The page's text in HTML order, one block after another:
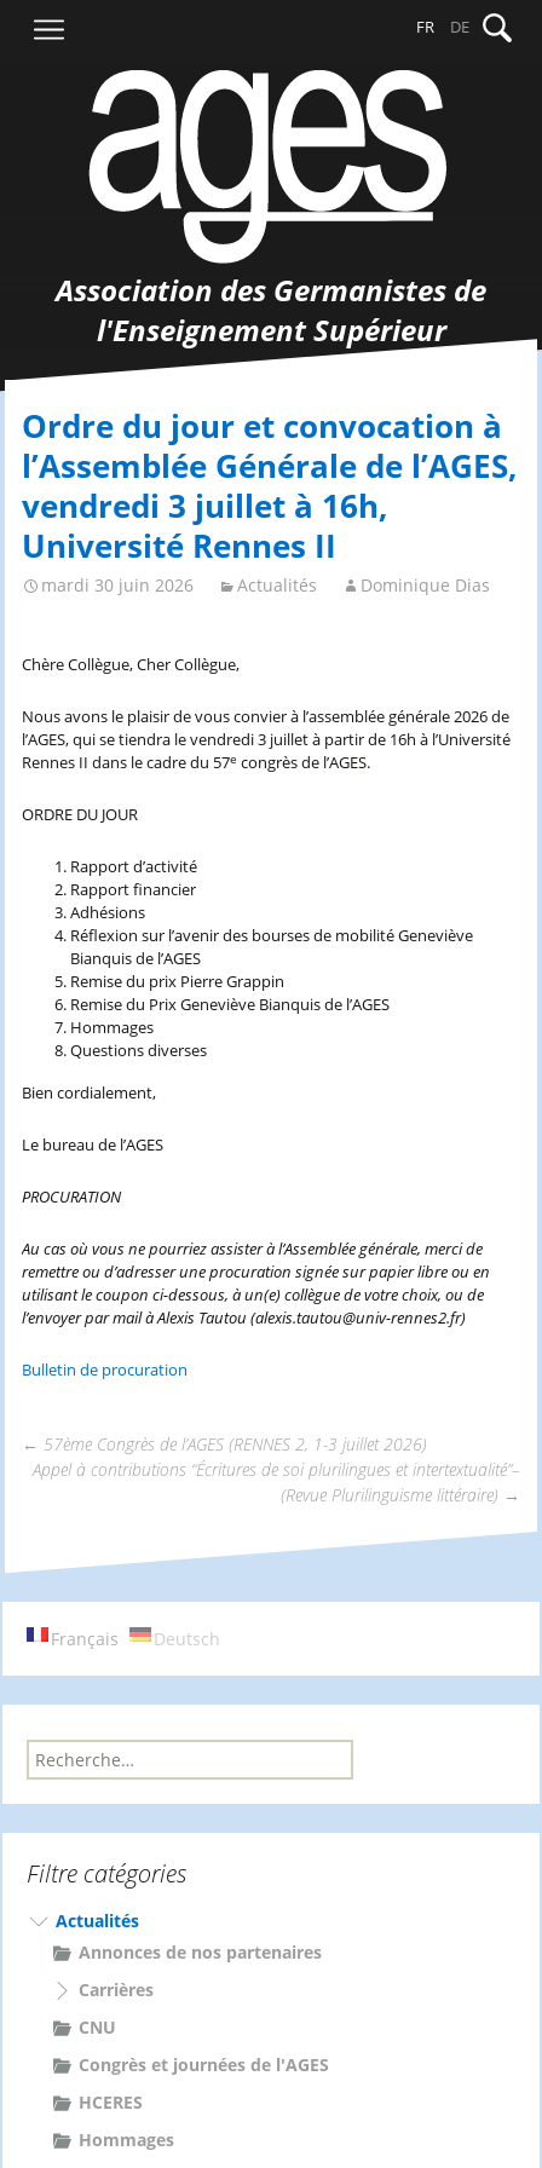
contenu
FR DE
Association des Germanistes de
l'Enseignement Supérieur
Ordre du jour et convocation à
l’Assemblée Générale de l’AGES,
vendredi 3 juillet à 16h,
Université Rennes II
mardi 30 juin 2026 Actualités Dominique Dias
Chère Collègue, Cher Collègue,
Nous avons le plaisir de vous convier à l’assemblée générale 2026 de
l’AGES, qui se tiendra le vendredi 3 juillet à partir de 16h à l’Université
Rennes II dans le cadre du 57e congrès de l’AGES.
ORDRE DU JOUR
Rapport d’activité
Rapport financier
Adhésions
Réflexion sur l’avenir des bourses de mobilité Geneviève
Bianquis de l’AGES
Remise du prix Pierre Grappin
Remise du Prix Geneviève Bianquis de l’AGES
Hommages
Questions diverses
Bien cordialement,
Le bureau de l’AGES
PROCURATION
Au cas où vous ne pourriez assister à l’Assemblée générale, merci de
remettre ou d’adresser une procuration signée sur papier libre ou en
utilisant le coupon ci-dessous, à un(e) collègue de votre choix, ou de
l’envoyer par mail à Alexis Tautou (alexis.tautou@univ-rennes2.fr)
Bulletin de procuration
Navigation
des
articles
← 57ème Congrès de l’AGES (RENNES 2, 1-3 juillet 2026)
Appel à contributions “Écritures de soi plurilingues et intertextualité”–
(Revue Plurilinguisme littéraire) →
Français Deutsch
R
e
r
h
Filtre catégories
Actualités
Annonces de nos partenaires
Carrières
CNU
Congrès et journées de l'AGES
HCERES
Hommages